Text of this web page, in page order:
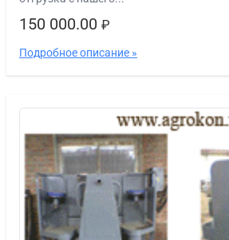
150 000.00 ₽
Подробное описание »